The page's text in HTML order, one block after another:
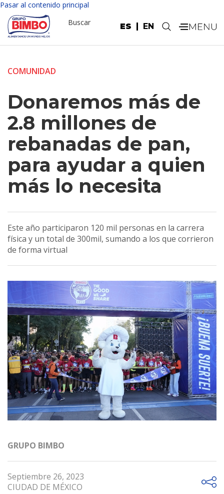
Pasar al contenido principal
ES EN
Buscar .
COMUNIDAD
Donaremos más de
2.8 millones de
rebanadas de pan,
para ayudar a quien
más lo necesita
Este año participaron 120 mil personas en la carrera
física y un total de 300mil, sumando a los que corrieron
de forma virtual
GRUPO BIMBO
Septiembre 26, 2023
CIUDAD DE MÉXICO